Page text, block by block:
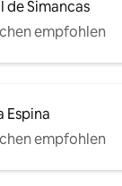
de Simancas
empfohlen
Espina
empfohlen